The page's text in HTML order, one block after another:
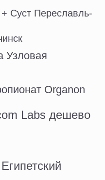
Суст Переславль-
Узловая
Organon
Labs дешево